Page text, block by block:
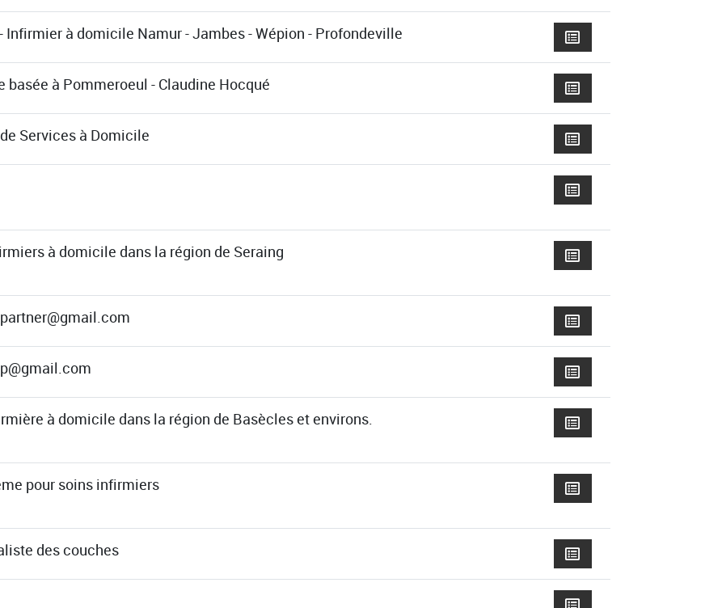
Infirmier à domicile Namur - Jambes - Wépion - Profondeville
basée à Pommeroeul - Claudine Hocqué
Services à Domicile
à domicile dans la région de Seraing
à domicile dans la région de Basècles et environs.
pour soins infirmiers
des couches